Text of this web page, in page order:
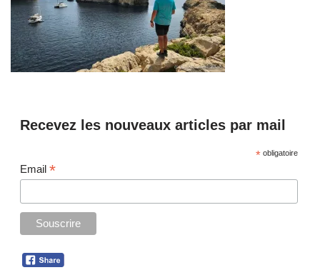
Recevez les nouveaux articles par mail
*obligatoire
Email *